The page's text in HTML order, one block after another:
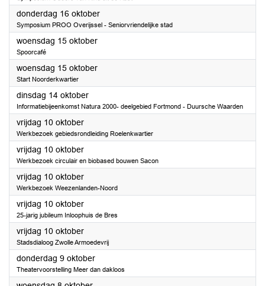
donderdag 16 oktober2025
Symposium PROO Overijssel - Seniorvriendelijke stad
woensdag 15 oktober2025
Spoorcafé
woensdag 15 oktober2025
Start Noorderkwartier
dinsdag 14 oktober2025
Informatiebijeenkomst Natura 2000- deelgebied Fortmond - Duursche Waarden
vrijdag 10 oktober2025
Werkbezoek gebiedsrondleiding Roelenkwartier
vrijdag 10 oktober2025
Werkbezoek circulair en biobased bouwen Sacon
vrijdag 10 oktober2025
Werkbezoek Weezenlanden-Noord
vrijdag 10 oktober2025
25-jarig jubileum Inloophuis de Bres
vrijdag 10 oktober2025
Stadsdialoog Zwolle Armoedevrij
donderdag 9 oktober2025
Theatervoorstelling Meer dan dakloos